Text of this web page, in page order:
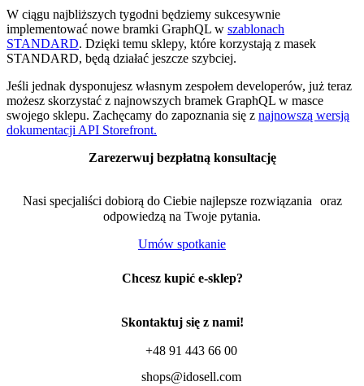
W ciągu najbliższych tygodni będziemy sukcesywnie
implementować nowe bramki GraphQL w szablonach
STANDARD. Dzięki temu sklepy, które korzystają z masek
STANDARD, będą działać jeszcze szybciej.
Jeśli jednak dysponujesz własnym zespołem developerów, już teraz
możesz skorzystać z najnowszych bramek GraphQL w masce
swojego sklepu. Zachęcamy do zapoznania się z najnowszą wersją
dokumentacji API Storefront.
Zarezerwuj bezpłatną konsultację
Nasi specjaliści dobiorą do Ciebie najlepsze rozwiązania oraz
odpowiedzą na Twoje pytania.
Umów spotkanie
Chcesz kupić e-sklep?
Skontaktuj się z nami!
+48 91 443 66 00
shops@idosell.com